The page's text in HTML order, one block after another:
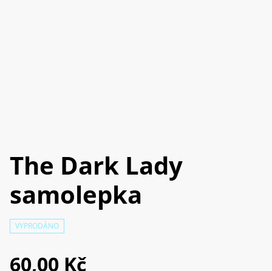
The Dark Lady
samolepka
VYPRODÁNO
60,00 Kč